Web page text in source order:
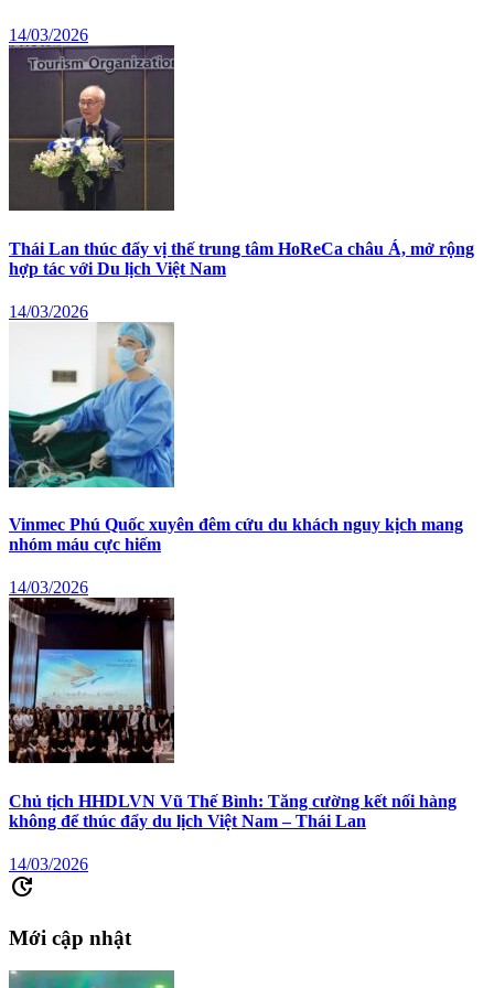
14/03/2026
Thái Lan thúc đẩy vị thế trung tâm HoReCa châu Á, mở rộng
hợp tác với Du lịch Việt Nam
14/03/2026
Vinmec Phú Quốc xuyên đêm cứu du khách nguy kịch mang
nhóm máu cực hiếm
14/03/2026
Chủ tịch HHDLVN Vũ Thế Bình: Tăng cường kết nối hàng
không để thúc đẩy du lịch Việt Nam – Thái Lan
14/03/2026
update
Mới cập nhật